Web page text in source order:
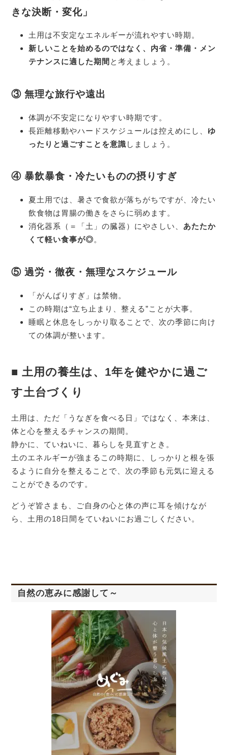
きな決断・変化」
土用は不安定なエネルギーが流れやすい時期。
新しいことを始めるのではなく、内省・準備・メン
テナンスに適した期間 と考えましょう。
③ 無理な旅行や遠出
体調が不安定になりやすい時期です。
長距離移動やハードスケジュールは控えめにし、 ゆ
ったりと過ごすことを意識 しましょう。
④ 暴飲暴食・冷たいものの摂りすぎ
夏土用では、暑さで食欲が落ちがちですが、冷たい
飲食物は胃腸の働きをさらに弱めます。
消化器系（＝「土」の臓器）にやさしい、 あたたか
くて軽い食事が◎。
⑤ 過労・徹夜・無理なスケジュール
「がんばりすぎ」は禁物。
この時期は“立ち止まり、整える”ことが大事。
睡眠と休息をしっかり取ることで、次の季節に向け
ての体調が整います。
■ 土用の養生は、1年を健やかに過ご
す土台づくり
土用は、ただ「うなぎを食べる日」ではなく、本来は、
体と心を整えるチャンスの期間。
静かに、ていねいに、暮らしを見直すとき。
土のエネルギーが強まるこの時期に、しっかりと根を張
るように自分を整えることで、次の季節も元気に迎える
ことができるのです。
どうぞ皆さまも、ご自身の心と体の声に耳を傾けなが
ら、土用の18日間をていねいにお過ごしください。
自然の恵みに感謝して～